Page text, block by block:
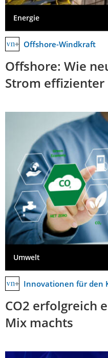
Energie
Offshore-Windkraft
Offshore: Wie
Strom
Umwelt
Innovationen für den
CO2 erfolgreich
Mix machts